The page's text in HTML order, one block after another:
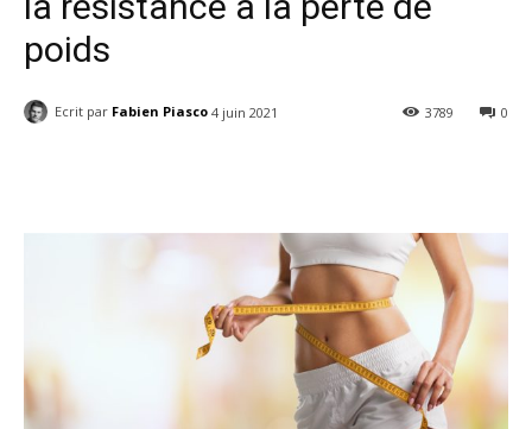
poids
Ecrit par Fabien Piasco 4 juin 2021 0
3789